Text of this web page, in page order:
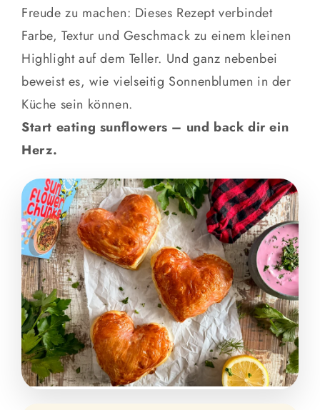
Freude zu machen: Dieses Rezept verbindet
Farbe, Textur und Geschmack zu einem kleinen
Highlight auf dem Teller. Und ganz nebenbei
beweist es, wie vielseitig Sonnenblumen in der
Küche sein können.
Start eating sunflowers – und back dir ein
Herz.